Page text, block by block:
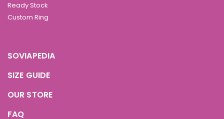
Ready Stock
Custom Ring
SOVIAPEDIA
SIZE GUIDE
OUR STORE
FAQ